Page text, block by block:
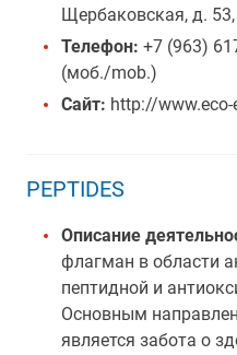
Щербаковская, д.
Телефон: +7 (963)
(моб./mob.)
Сайт: http://www.eco-
PEPTIDES
Описание
флагман в области
пептидной и
Основным
является забота о